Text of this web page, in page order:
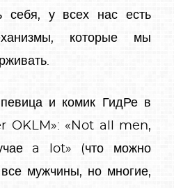
себя, у всех нас есть
которые мы
и комик ГидРе в
OKLM»: «Not all men,
a lot» (что можно
мужчины, но многие,